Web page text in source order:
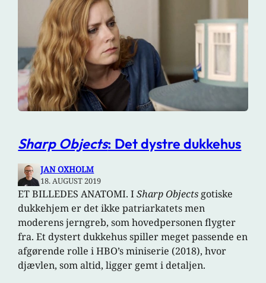
Sharp Objects: Det dystre dukkehus
JAN OXHOLM
18. AUGUST 2019
ET BILLEDES ANATOMI. ISharp Objects gotiske
dukkehjem er det ikke patriarkatets men
moderens jerngreb, som hovedpersonen flygter
fra. Et dystert dukkehus spiller meget passende en
afgørende rolle i HBO’s miniserie (2018), hvor
djævlen, som altid, ligger gemt i detaljen.